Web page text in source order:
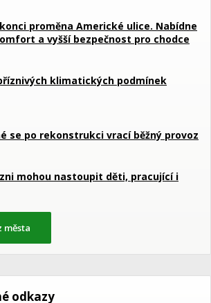
proměna Americké ulice. Nabídne
a vyšší bezpečnost pro chodce
klimatických podmínek
se po rekonstrukci vrací běžný provoz
mohou nastoupit děti, pracující i
města
odkazy